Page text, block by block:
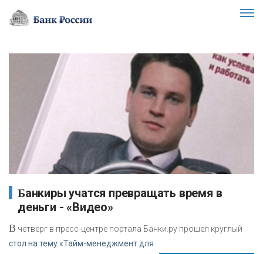
Банкиры учатся превращать время в
деньги - «Видео»
В четверг в пресс-центре портала Банки.ру прошел круглый
стол на тему «Тайм-менеджмент для